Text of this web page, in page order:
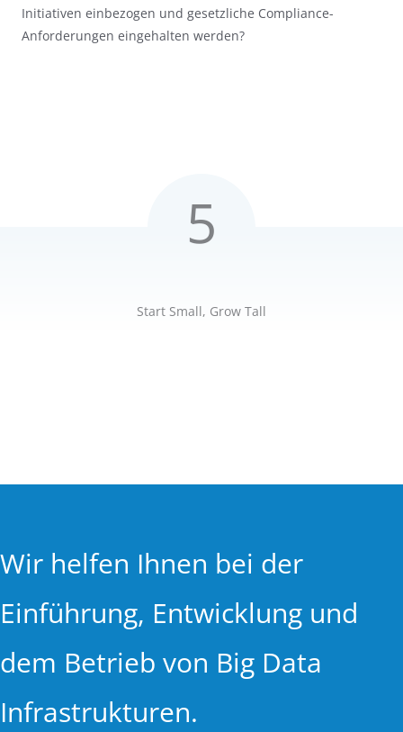
Initiativen einbezogen und gesetzliche Compliance-
Anforderungen eingehalten werden?
5
Start Small, Grow Tall
Wir helfen Ihnen bei der
Einführung, Entwicklung und
dem Betrieb von Big Data
Infrastrukturen.